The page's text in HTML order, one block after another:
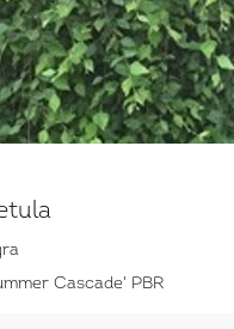
Cascade' PBR